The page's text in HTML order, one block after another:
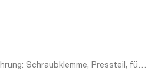
Schraubklemme, Pressteil, für